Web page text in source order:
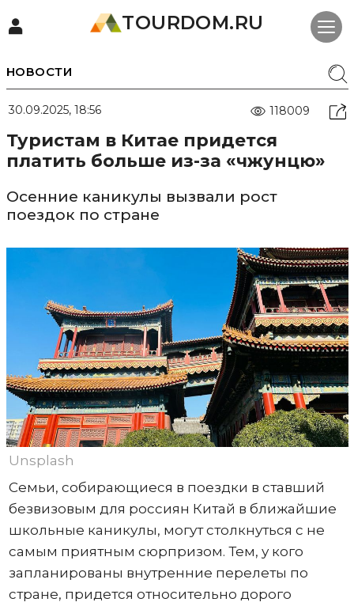
TOURDOM.RU
НОВОСТИ
30.09.2025, 18:56 118009
Туристам в Китае придется
платить больше из-за «чжунцю»
Осенние каникулы вызвали рост
поездок по стране
Unsplash
Семьи, собирающиеся в поездки в ставший
безвизовым для россиян Китай в ближайшие
школьные каникулы, могут столкнуться с не
самым приятным сюрпризом. Тем, у кого
запланированы внутренние перелеты по
стране, придется относительно дорого